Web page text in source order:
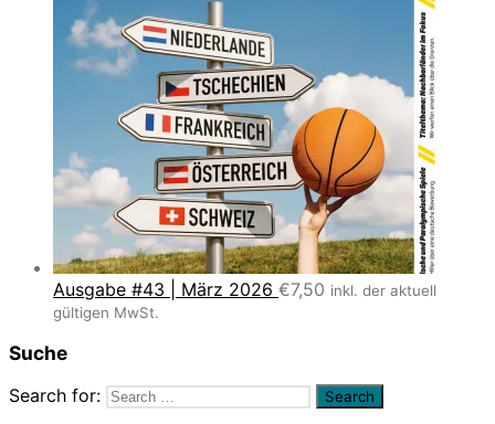
Ausgabe #43 | März 2026 €7,50 inkl. der aktuell
gültigen MwSt.
Suche
Search for: